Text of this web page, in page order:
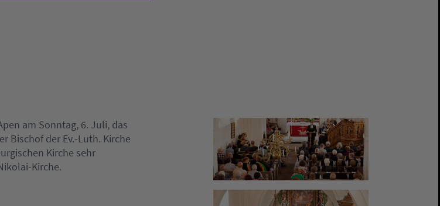
am Sonntag, 6. Juli, das
Bischof der Ev.-Luth. Kirche
Kirche sehr
Kirche.